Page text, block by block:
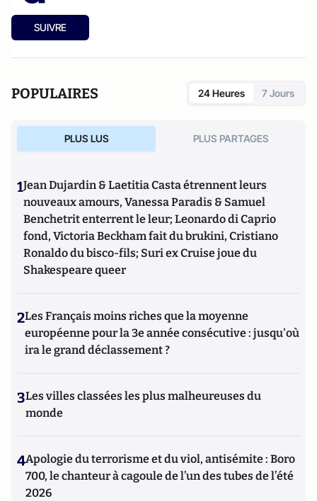
SUIVRE
POPULAIRES 24 Heures 7 Jours
PLUS LUS PLUS PARTAGES
1Jean Dujardin & Laetitia Casta étrennent leurs
nouveaux amours, Vanessa Paradis & Samuel
Benchetrit enterrent le leur; Leonardo di Caprio
fond, Victoria Beckham fait du brukini, Cristiano
Ronaldo du bisco-fils; Suri ex Cruise joue du
Shakespeare queer
2Les Français moins riches que la moyenne
européenne pour la 3e année consécutive : jusqu'où
ira le grand déclassement ?
3Les villes classées les plus malheureuses du
monde
4Apologie du terrorisme et du viol, antisémite : Boro
700, le chanteur à cagoule de l’un des tubes de l’été
2026